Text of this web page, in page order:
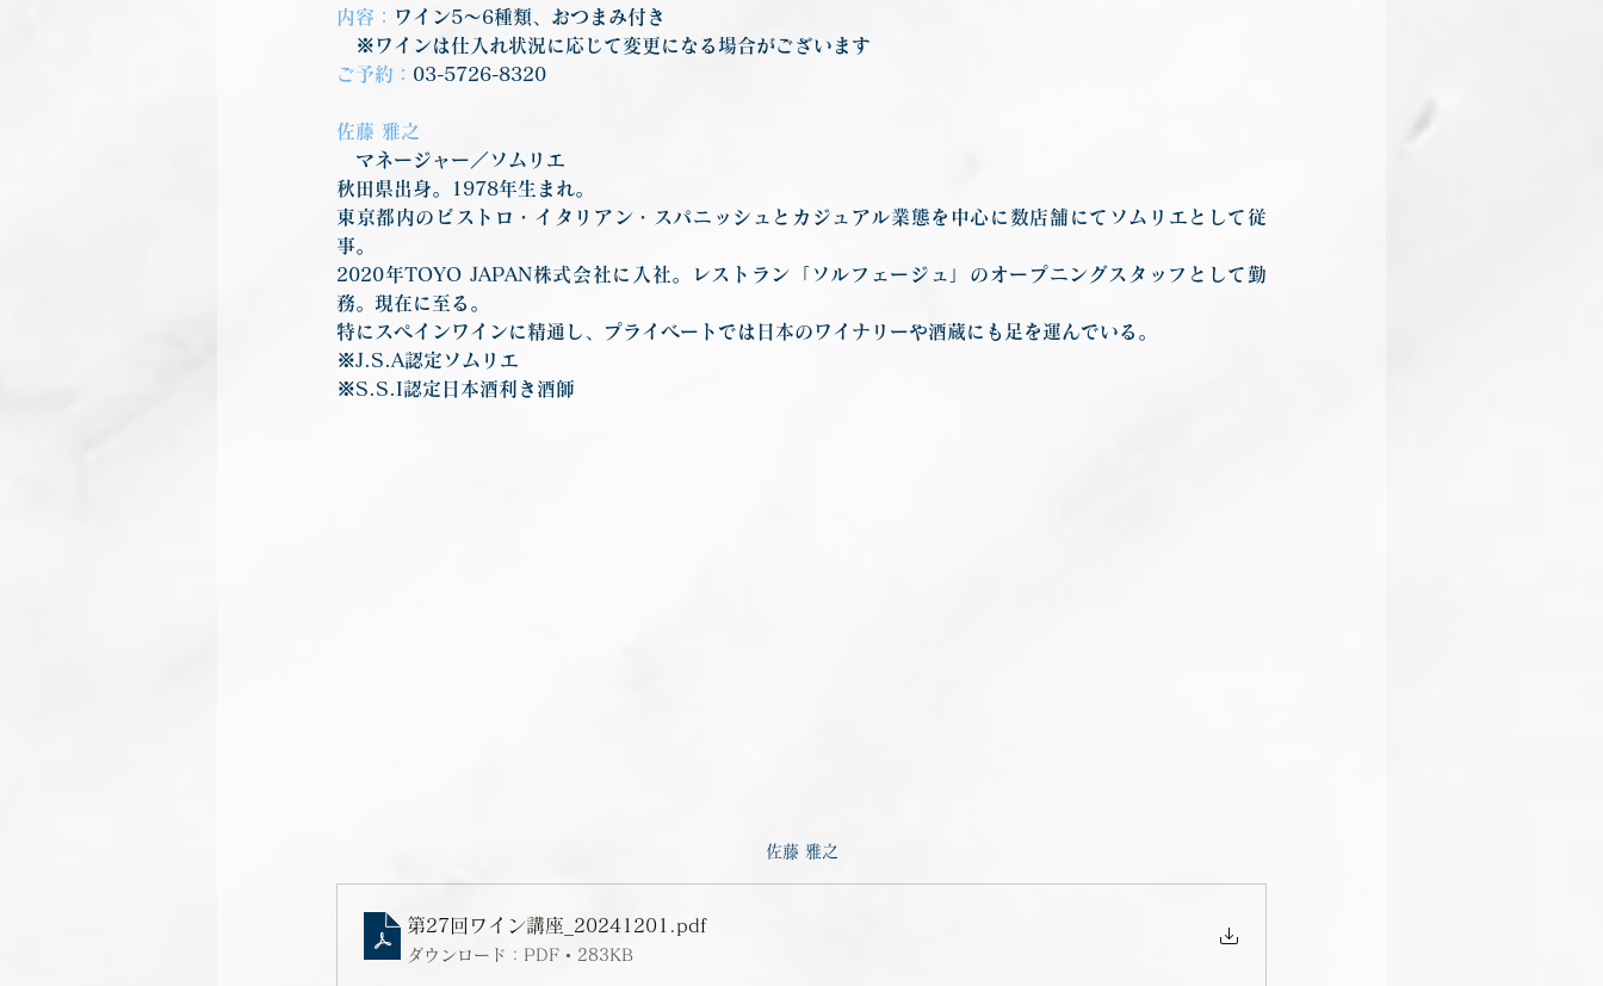
内容： ワイン5〜6種類、おつまみ付き
※ワインは仕入れ状況に応じて変更になる場合がございます
ご予約： 03-5726-8320
佐藤 雅之
マネージャー／ソムリエ
秋田県出身。1978年生まれ。
東京都内のビストロ・イタリアン・スパニッシュとカジュアル業態を中心に数店舗にてソムリエとして従
事。
2020年TOYO JAPAN株式会社に入社。レストラン「ソルフェージュ」のオープニングスタッフとして勤
務。現在に至る。
特にスペインワインに精通し、プライベートでは日本のワイナリーや酒蔵にも足を運んでいる。
※J.S.A認定ソムリエ
※S.S.I認定日本酒利き酒師
佐藤 雅之
第27回ワイン講座_20241201 .pdf
ダウンロード：PDF • 283KB